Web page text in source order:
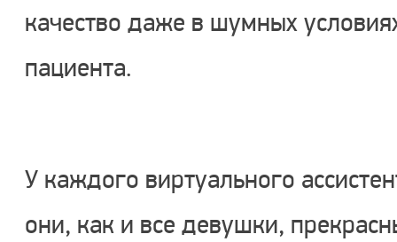
качество даже в шумных
пациента.
У каждого виртуального
они, как и все девушки,